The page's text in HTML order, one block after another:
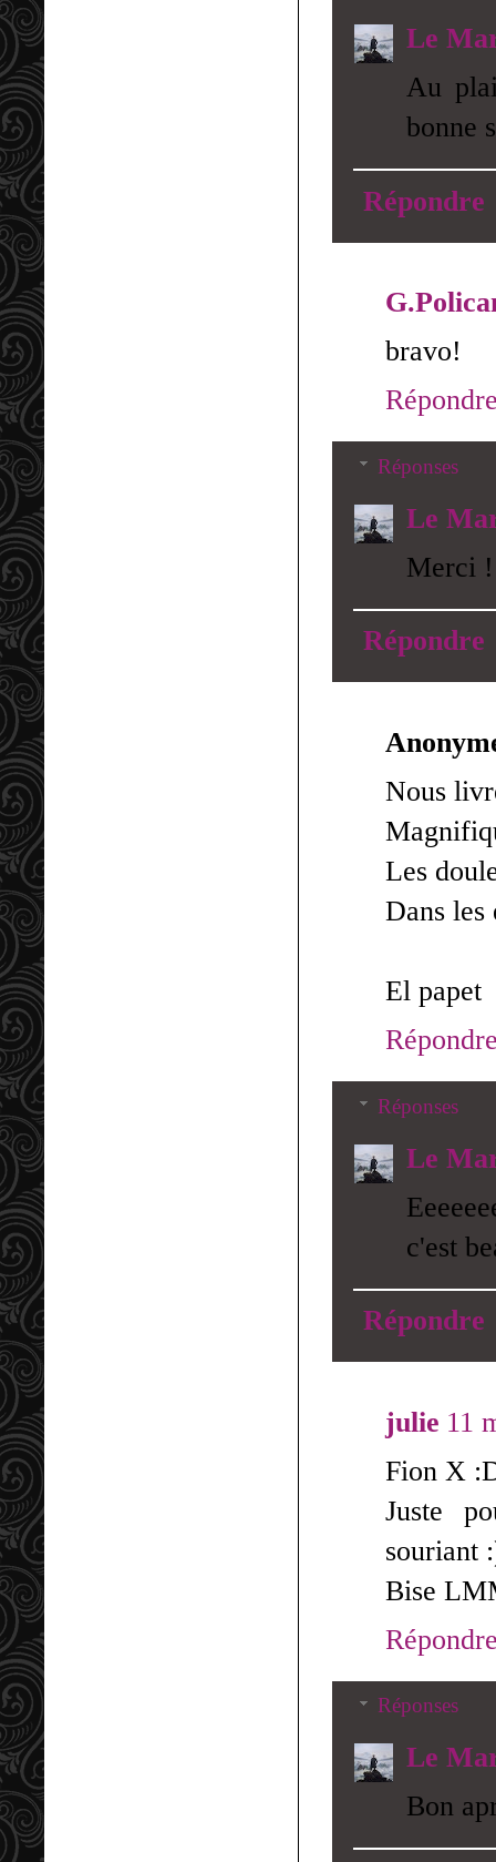
Le
Au
bonne
Répondre
bravo!
Réponses
Le
Merci !
Répondre
Nous
Les
Dans les
El papet
Réponses
Le
c'est
Répondre
julie 11
Fion X
Juste
souriant
Bise
Réponses
Le
Bon